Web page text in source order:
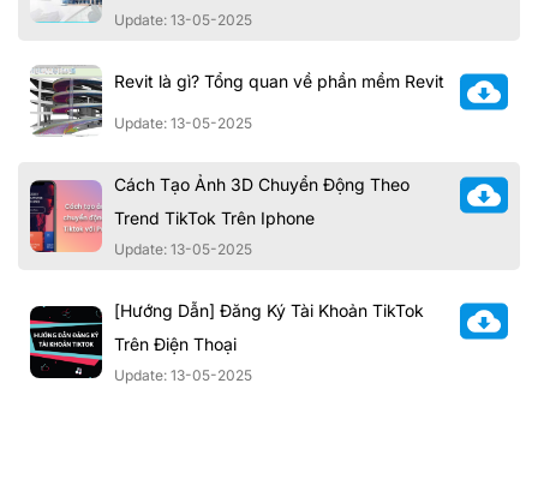
Update: 13-05-2025
Revit là gì? Tổng quan về phần mềm Revit
Update: 13-05-2025
Cách Tạo Ảnh 3D Chuyển Động Theo
Trend TikTok Trên Iphone
Update: 13-05-2025
[Hướng Dẫn] Đăng Ký Tài Khoản TikTok
Trên Điện Thoại
Update: 13-05-2025